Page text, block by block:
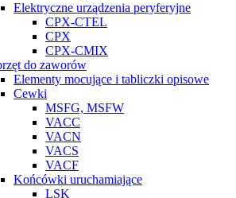
Elektryczne urządzenia peryferyjne
CPX-CTEL
CPX
CPX-CMIX
do zaworów
Elementy mocujące i tabliczki opisowe
Cewki
MSFG, MSFW
VACC
VACN
VACS
VACF
Końcówki uruchamiające
LSK